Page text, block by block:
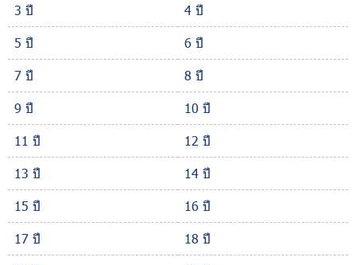
3 ปี
4 ปี
5 ปี
6 ปี
7 ปี
8 ปี
9 ปี
10 ปี
11 ปี
12 ปี
13 ปี
14 ปี
15 ปี
16 ปี
17 ปี
18 ปี